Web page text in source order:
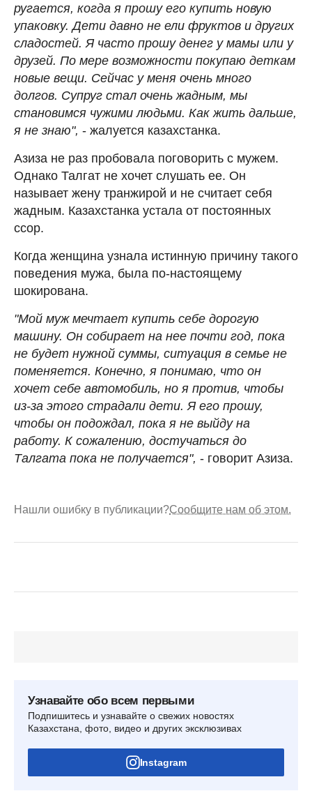
ругается, когда я прошу его купить новую
упаковку. Дети давно не ели фруктов и других
сладостей. Я часто прошу денег у мамы или у
друзей. По мере возможности покупаю деткам
новые вещи. Сейчас у меня очень много
долгов. Супруг стал очень жадным, мы
становимся чужими людьми. Как жить дальше,
я не знаю", - жалуется казахстанка.
Азиза не раз пробовала поговорить с мужем.
Однако Талгат не хочет слушать ее. Он
называет жену транжирой и не считает себя
жадным. Казахстанка устала от постоянных
ссор.
Когда женщина узнала истинную причину такого
поведения мужа, была по-настоящему
шокирована.
"Мой муж мечтает купить себе дорогую
машину. Он собирает на нее почти год, пока
не будет нужной суммы, ситуация в семье не
поменяется. Конечно, я понимаю, что он
хочет себе автомобиль, но я против, чтобы
из-за этого страдали дети. Я его прошу,
чтобы он подождал, пока я не выйду на
работу. К сожалению, достучаться до
Талгата пока не получается", - говорит Азиза.
Нашли ошибку в публикации?Сообщите нам об этом.
Узнавайте обо всем первыми
Подпишитесь и узнавайте о свежих новостях
Казахстана, фото, видео и других эксклюзивах
Instagram